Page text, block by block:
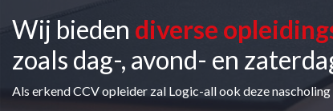
Wij bieden diverse
zoals dag-, avond- en
Als erkend CCV opleider zal Logic-all ook deze